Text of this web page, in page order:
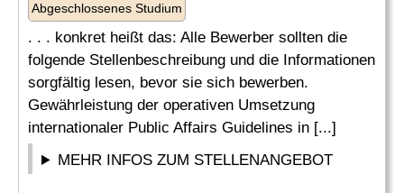
Abgeschlossenes Studium
. . . konkret heißt das: Alle Bewerber sollten die
folgende Stellenbeschreibung und die Informationen
sorgfältig lesen, bevor sie sich bewerben.
Gewährleistung der operativen Umsetzung
internationaler Public Affairs Guidelines in [...]
MEHR INFOS ZUM STELLENANGEBOT